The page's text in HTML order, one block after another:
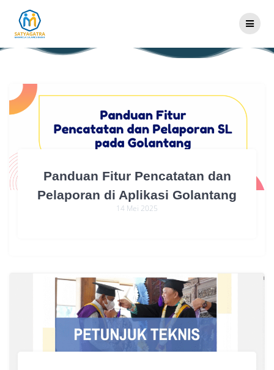
Penulis: admin
Panduan Fitur Pencatatan dan
Pelaporan di Aplikasi Golantang
14 Mei 2025